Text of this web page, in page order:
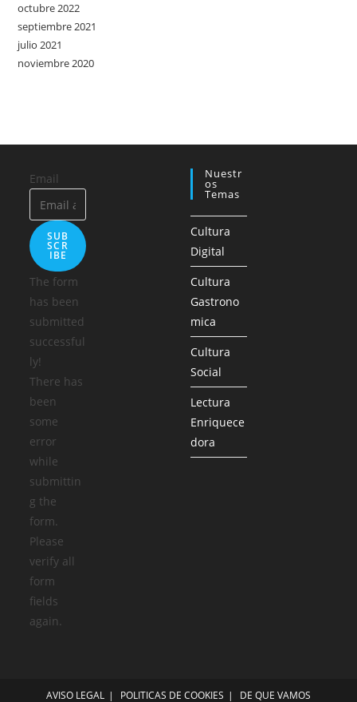
octubre 2022
septiembre 2021
julio 2021
noviembre 2020
Email
SUB
SCR
IBE
The form
has been
submitted
successful
ly!
There has
been
some
error
while
submittin
g the
form.
Please
verify all
form
fields
again.
Nuestr
Os
Temas
Cultura
Digital
Cultura
Gastrono
mica
Cultura
Social
Lectura
Enriquece
dora
AVISO LEGAL POLITICAS DE COOKIES DE QUE VAMOS